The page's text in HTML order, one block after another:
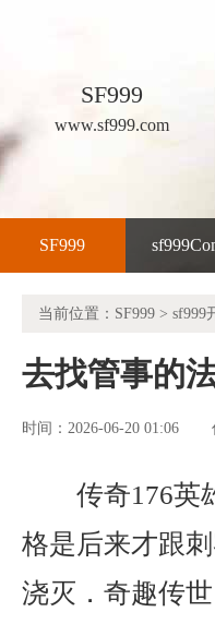
SF999
www.sf999.com
SF999
当前位置： SF999 > sf999
去找管事的
时间：2026-06-20 01:06
传奇176英
格是后来才跟
浇灭．奇趣传